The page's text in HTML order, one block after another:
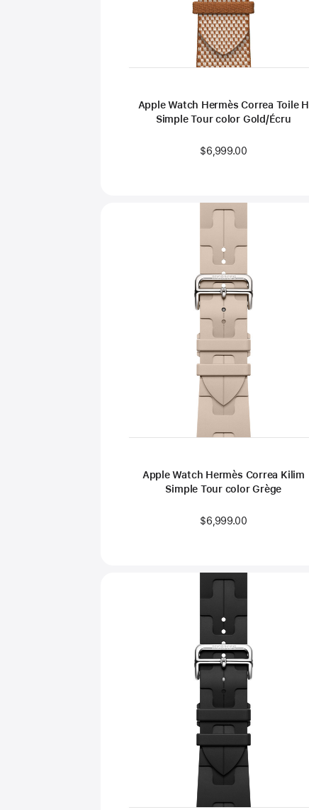
Apple Watch Hermès Correa Toile H
Simple Tour color Gold/Écru
$6,999.00
Apple Watch Hermès Correa Kilim
Simple Tour color Grège
$6,999.00